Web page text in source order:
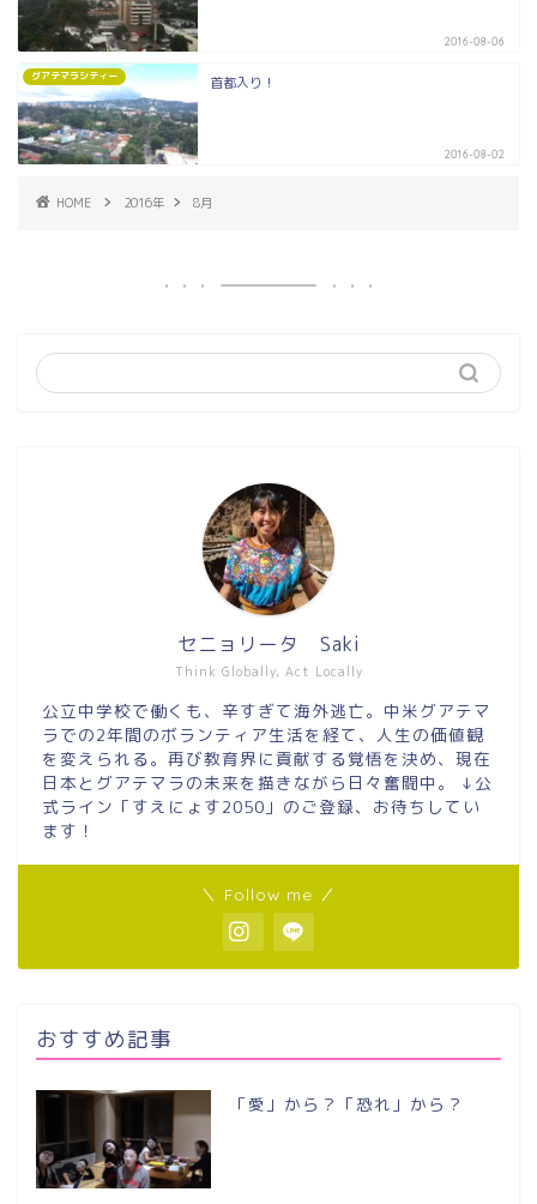
2016-08-06
グアテマラシティー 首都入り！
2016-08-02
HOME 2016年 8月
Think Globally, Act Locally
セニョリータ Saki
公立中学校で働くも、辛すぎて海外逃亡。中米グアテマ
ラでの2年間のボランティア生活を経て、人生の価値観
を変えられる。再び教育界に貢献する覚悟を決め、現在
日本とグアテマラの未来を描きながら日々奮闘中。 ↓公
式ライン「すえにょす2050」のご登録、お待ちしてい
ます！
＼ Follow me ／
おすすめ記事
「愛」から？「恐れ」から？